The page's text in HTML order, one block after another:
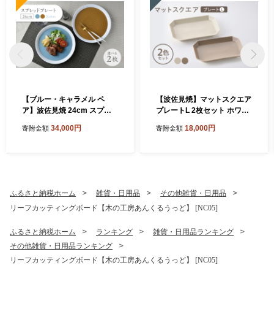
【ブルー・キャラメル ペ
ア】波佐見焼 24cm スプレ
55]
寄附金額 34,000円
【波佐見焼】マットスクエア
プレートL 2枚セット ホワイ
たか】 [VA158]
寄附金額 18,000円
ふるさと納税ホーム 雑貨・日用品
その他雑貨・日用品
リーフカッティングボード【木の工房あんくるうっど】 [NC05]
ふるさと納税ホーム ランキング
雑貨・日用品ランキング
その他雑貨・日用品ランキング
リーフカッティングボード【木の工房あんくるうっど】 [NC05]